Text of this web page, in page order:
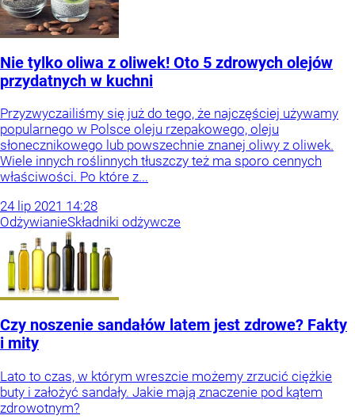
Nie tylko oliwa z oliwek! Oto 5 zdrowych olejów
przydatnych w kuchni
Przyzwyczailiśmy się już do tego, że najczęściej używamy
popularnego w Polsce oleju rzepakowego, oleju
słonecznikowego lub powszechnie znanej oliwy z oliwek.
Wiele innych roślinnych tłuszczy też ma sporo cennych
właściwości. Po które z...
24 lip 2021 14:28
OdżywianieSkładniki odżywcze
Czy noszenie sandałów latem jest zdrowe? Fakty
i mity
Lato to czas, w którym wreszcie możemy zrzucić ciężkie
buty i założyć sandały. Jakie mają znaczenie pod kątem
zdrowotnym?